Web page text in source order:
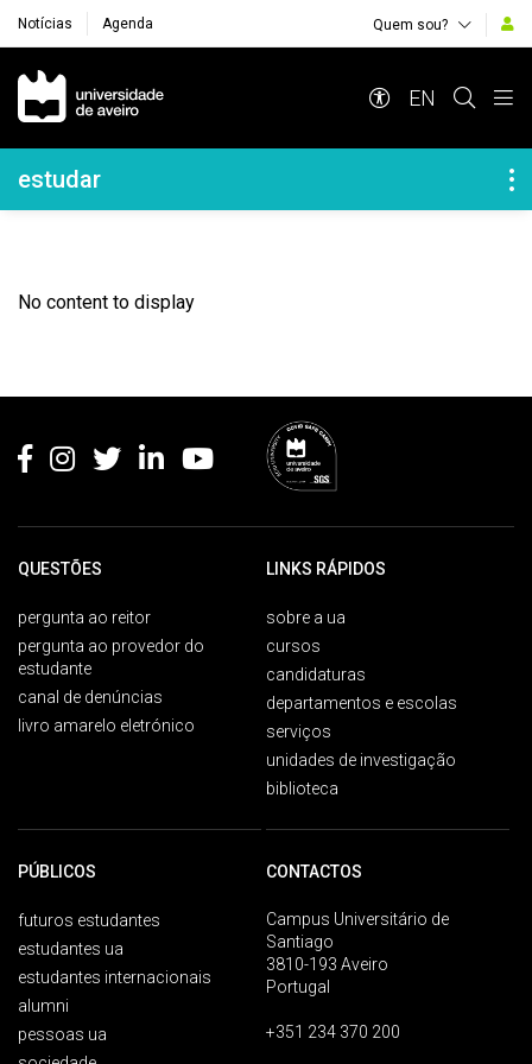
Notícias Agenda Quem sou?
Navegação Principal
EN
Navegação Lateral
estudar
No content to display
QUESTÕES
pergunta ao reitor
pergunta ao provedor do
estudante
canal de denúncias
livro amarelo eletrónico
LINKS RÁPIDOS
sobre a ua
cursos
candidaturas
departamentos e escolas
serviços
unidades de investigação
biblioteca
PÚBLICOS
futuros estudantes
estudantes ua
estudantes internacionais
alumni
pessoas ua
CONTACTOS
Campus Universitário de
Santiago
3810-193 Aveiro
Portugal
+351 234 370 200